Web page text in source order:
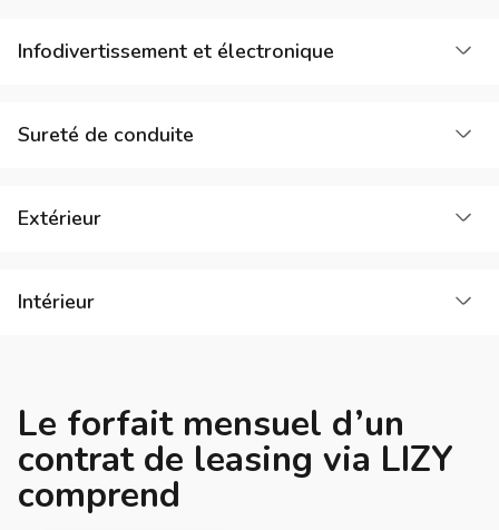
Infodivertissement et électronique
Sureté de conduite
Extérieur
Intérieur
Le forfait mensuel d’un
contrat de leasing via LIZY
comprend